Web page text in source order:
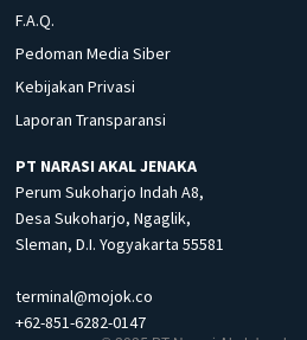
F.A.Q.
Pedoman Media Siber
Kebijakan Privasi
Laporan Transparansi
PT NARASI AKAL JENAKA
Perum Sukoharjo Indah A8,
Desa Sukoharjo, Ngaglik,
Sleman, D.I. Yogyakarta 55581
terminal@mojok.co
+62-851-6282-0147